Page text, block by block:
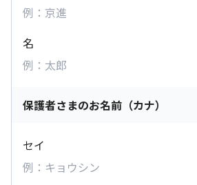
名
保護者さまのお名前（カナ）
セイ